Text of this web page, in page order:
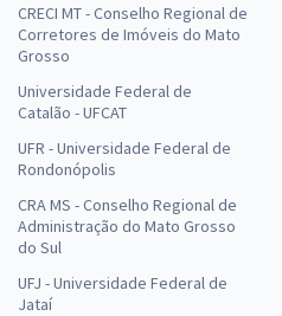
CRECI MT - Conselho Regional de
Corretores de Imóveis do Mato
Grosso
Universidade Federal de
Catalão - UFCAT
UFR - Universidade Federal de
Rondonópolis
CRA MS - Conselho Regional de
Administração do Mato Grosso
do Sul
UFJ - Universidade Federal de
Jataí